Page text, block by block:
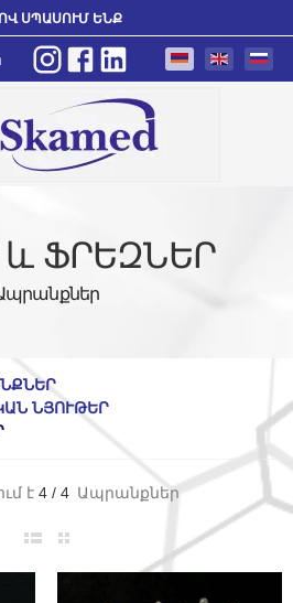
ՍՊԱՍՈՒՄ ԵՆՔ
menu
և ՖՐԵԶՆԵՐ
ՆՅՈՒԹԵՐ
է 4 / 4 Ապրանքներ